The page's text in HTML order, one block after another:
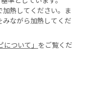
熱してください。ま
ながら加熱してくだ
について」 をご覧くだ